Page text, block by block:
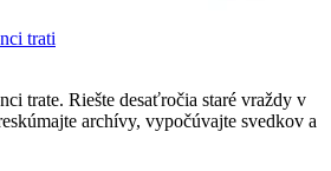
trati
trate. Riešte desaťročia staré vraždy v
archívy, vypočúvajte svedkov a